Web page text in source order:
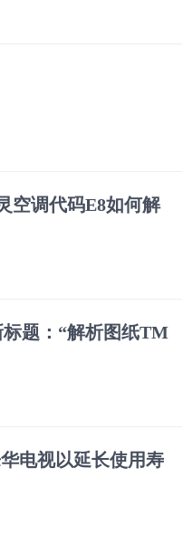
空调代码E8如何解
题：“解析图纸TM
电视以延长使用寿